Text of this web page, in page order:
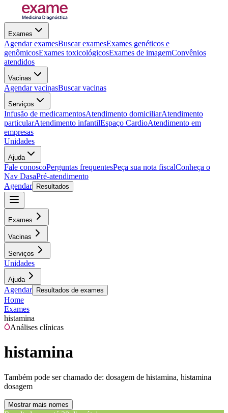
Exames
Agendar examesBuscar examesExames genéticos e
genômicosExames toxicológicosExames de imagemConvênios
atendidos
Vacinas
Agendar vacinasBuscar vacinas
Serviços
Infusão de medicamentosAtendimento domiciliarAtendimento
particularAtendimento infantilEspaço CardioAtendimento em
empresas
Unidades
Ajuda
Fale conoscoPerguntas frequentesPeça sua nota fiscalConheça o
Nav DasaPré-atendimento
Agendar
Resultados
Exames
Vacinas
Serviços
Unidades
Ajuda
Agendar Resultados de exames
Home
Exames
histamina
Análises clínicas
histamina
Também pode ser chamado de: dosagem de histamina, histamina
dosagem
Mostrar mais nomes